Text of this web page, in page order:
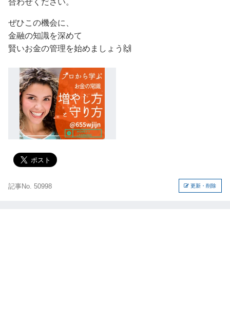
ぜひこの機会に、
金融の知識を深めて
賢いお金の管理を始めましょう🙌
記事No. 50998 更新・削除